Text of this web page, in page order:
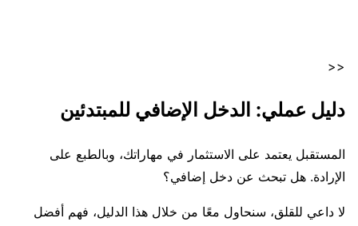
<<
دليل عملي: الدخل الإضافي للمبتدئين
المستقبل يعتمد على الاستثمار في مهاراتك، وبالطبع على
الإرادة. هل تبحث عن دخل إضافي؟
لا داعي للقلق، سنحاول معًا من خلال هذا الدليل، فهم أفضل